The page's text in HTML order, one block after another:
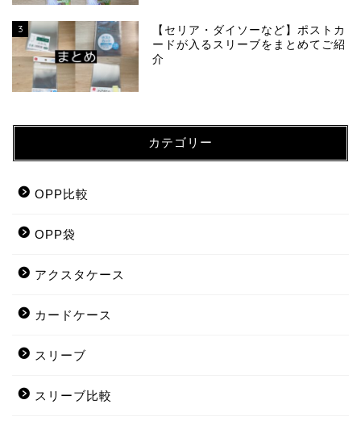
3
【セリア・ダイソーなど】ポストカ
ードが入るスリーブをまとめてご紹
介
カテゴリー
OPP比較
OPP袋
アクスタケース
カードケース
スリーブ
スリーブ比較